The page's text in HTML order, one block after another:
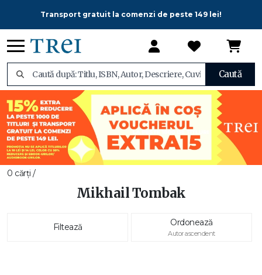
Transport gratuit la comenzi de peste 149 lei!
Caută
0 cărți /
Mikhail Tombak
Filtează Ordonează
Autor ascendent